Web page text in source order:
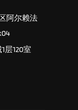
阿尔赖法
层120室